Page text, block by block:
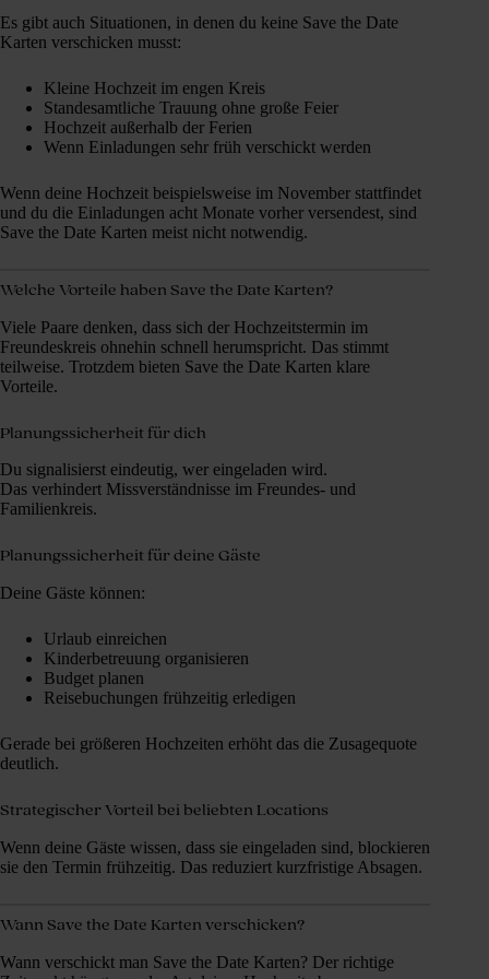
Es gibt auch Situationen, in denen du keine Save the Date
Karten verschicken musst:
Kleine Hochzeit im engen Kreis
Standesamtliche Trauung ohne große Feier
Hochzeit außerhalb der Ferien
Wenn Einladungen sehr früh verschickt werden
Wenn deine Hochzeit beispielsweise im November stattfindet
und du die Einladungen acht Monate vorher versendest, sind
Save the Date Karten meist nicht notwendig.
Welche Vorteile haben Save the Date Karten?
Viele Paare denken, dass sich der Hochzeitstermin im
Freundeskreis ohnehin schnell herumspricht. Das stimmt
teilweise. Trotzdem bieten Save the Date Karten klare
Vorteile.
Planungssicherheit für dich
Du signalisierst eindeutig, wer eingeladen wird.
Das verhindert Missverständnisse im Freundes- und
Familienkreis.
Planungssicherheit für deine Gäste
Deine Gäste können:
Urlaub einreichen
Kinderbetreuung organisieren
Budget planen
Reisebuchungen frühzeitig erledigen
Gerade bei größeren Hochzeiten erhöht das die Zusagequote
deutlich.
Strategischer Vorteil bei beliebten Locations
Wenn deine Gäste wissen, dass sie eingeladen sind, blockieren
sie den Termin frühzeitig. Das reduziert kurzfristige Absagen.
Wann Save the Date Karten verschicken?
Wann verschickt man Save the Date Karten? Der richtige